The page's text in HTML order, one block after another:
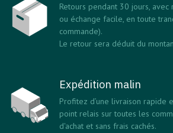
Retours pendant 30 jours,
ou échange facile, en toute
commande).
Le retour sera déduit du
Expédition malin
Profitez d’une livraison rapide
point relais sur toutes les
d'achat et sans frais cachés.